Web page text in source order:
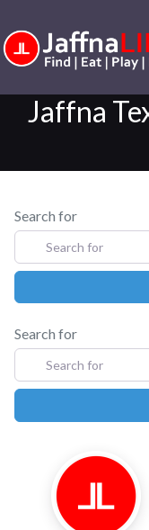
Jaffna
Search for
Search for